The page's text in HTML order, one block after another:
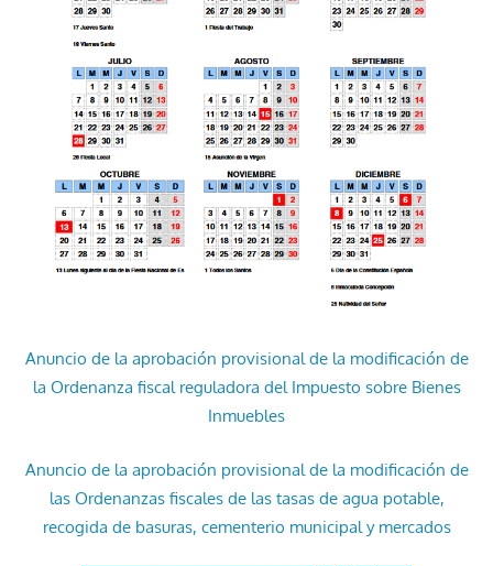
Anuncio de la aprobación provisional de la modificación de
la Ordenanza fiscal reguladora del Impuesto sobre Bienes
Inmuebles
Anuncio de la aprobación provisional de la modificación de
las Ordenanzas fiscales de las tasas de agua potable,
recogida de basuras, cementerio municipal y mercados